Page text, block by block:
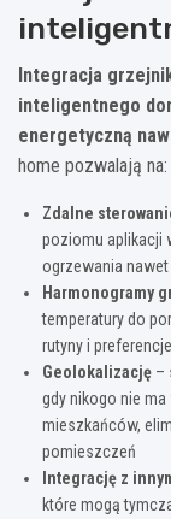
Integracja
inteligentnego
energetyczną
home pozwalają na:
Zdalne
poziomu aplikacji
ogrzewania
Harmonogramy
temperatury do
rutyny i preferencje
Geolokalizację –
gdy nikogo nie
mieszkańców,
pomieszczeń
Integrację z
które mogą